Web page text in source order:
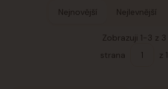
Nejnovější Nejlevnější
Zobrazuji 1-3 z 3
strana
z 1